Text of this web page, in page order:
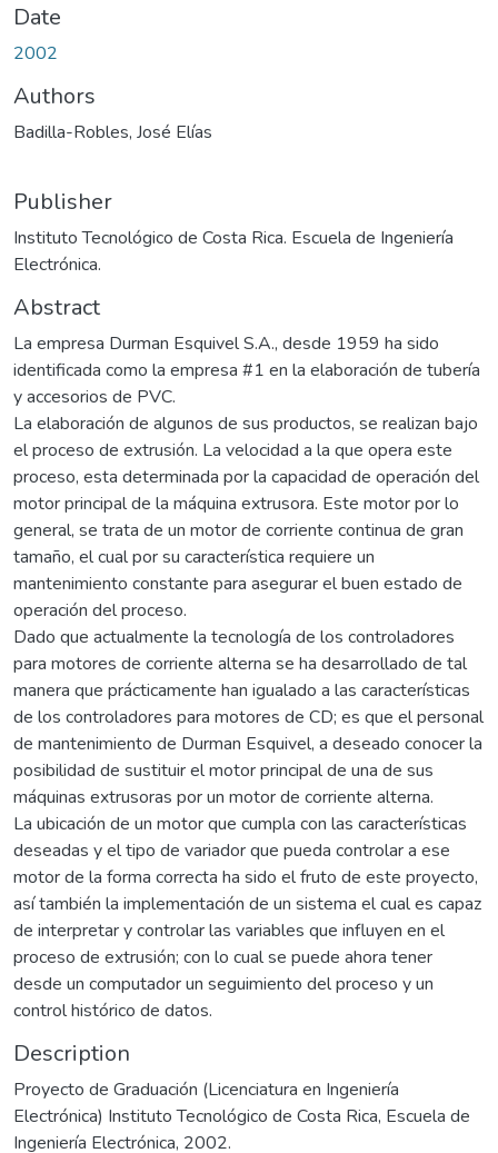
Date
2002
Authors
Badilla-Robles, José Elías
Publisher
Instituto Tecnológico de Costa Rica. Escuela de Ingeniería
Electrónica.
Abstract
La empresa Durman Esquivel S.A., desde 1959 ha sido
identificada como la empresa #1 en la elaboración de tubería
y accesorios de PVC.
La elaboración de algunos de sus productos, se realizan bajo
el proceso de extrusión. La velocidad a la que opera este
proceso, esta determinada por la capacidad de operación del
motor principal de la máquina extrusora. Este motor por lo
general, se trata de un motor de corriente continua de gran
tamaño, el cual por su característica requiere un
mantenimiento constante para asegurar el buen estado de
operación del proceso.
Dado que actualmente la tecnología de los controladores
para motores de corriente alterna se ha desarrollado de tal
manera que prácticamente han igualado a las características
de los controladores para motores de CD; es que el personal
de mantenimiento de Durman Esquivel, a deseado conocer la
posibilidad de sustituir el motor principal de una de sus
máquinas extrusoras por un motor de corriente alterna.
La ubicación de un motor que cumpla con las características
deseadas y el tipo de variador que pueda controlar a ese
motor de la forma correcta ha sido el fruto de este proyecto,
así también la implementación de un sistema el cual es capaz
de interpretar y controlar las variables que influyen en el
proceso de extrusión; con lo cual se puede ahora tener
desde un computador un seguimiento del proceso y un
control histórico de datos.
Description
Proyecto de Graduación (Licenciatura en Ingeniería
Electrónica) Instituto Tecnológico de Costa Rica, Escuela de
Ingeniería Electrónica, 2002.